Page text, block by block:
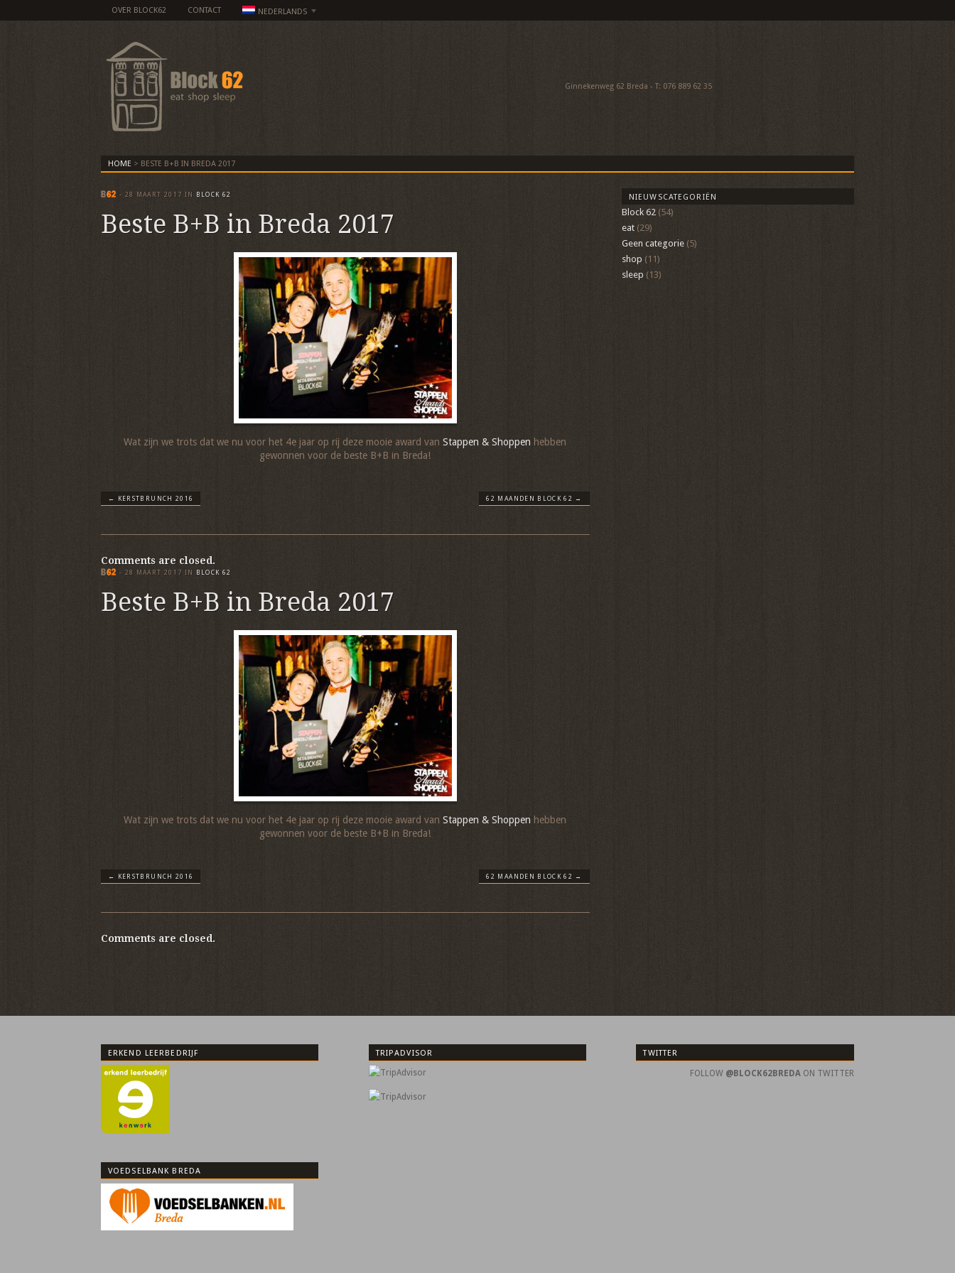
OVER BLOCK62 CONTACT NEDERLANDS
Ginnekenweg 62 Breda - T: 076 889 62 35
HOME > BESTE B+B IN BREDA 2017
- 28 MAART 2017 IN BLOCK 62
Beste B+B in Breda 2017
Wat zijn we trots dat we nu voor het 4e jaar op rij deze mooie award vanStappen & Shoppen hebben
gewonnen voor de beste B+B in Breda!
← KERSTBRUNCH 2016 62 MAANDEN BLOCK 62 →
Comments are closed.
- 28 MAART 2017 IN BLOCK 62
Beste B+B in Breda 2017
Wat zijn we trots dat we nu voor het 4e jaar op rij deze mooie award vanStappen & Shoppen hebben
gewonnen voor de beste B+B in Breda!
← KERSTBRUNCH 2016 62 MAANDEN BLOCK 62 →
Comments are closed.
NIEUWSCATEGORIËN
Block 62(54)
eat(29)
Geen categorie(5)
shop (11)
sleep (13)
ERKEND LEERBEDRIJF
VOEDSELBANK BREDA
TRIPADVISOR TWITTER
FOLLOW @BLOCK62BREDAON TWITTER